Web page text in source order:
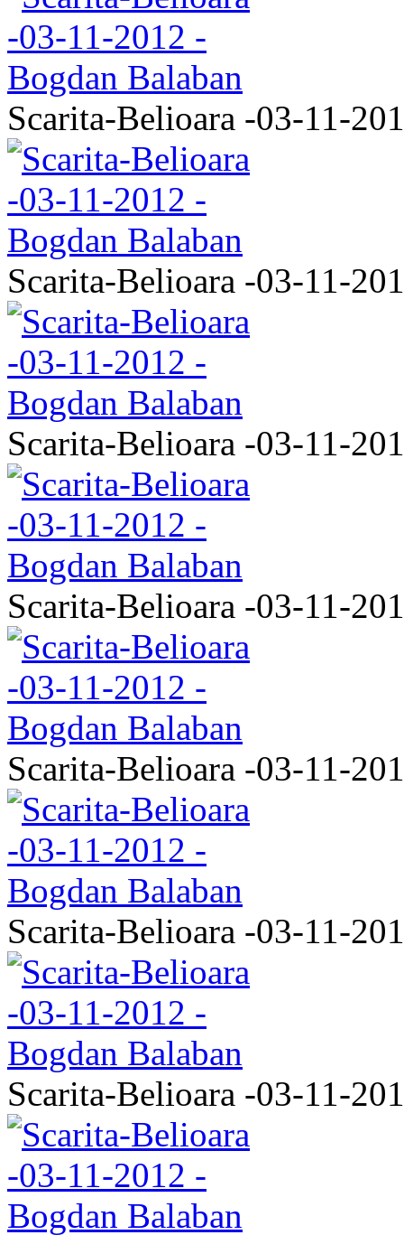
Scarita-Belioara -03-11-
Scarita-Belioara -03-11-
Scarita-Belioara -03-11-
Scarita-Belioara -03-11-
Scarita-Belioara -03-11-
Scarita-Belioara -03-11-
Scarita-Belioara -03-11-